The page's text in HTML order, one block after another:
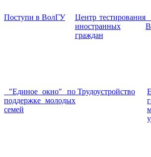
Поступи в ВолГУ
Центр тестирования
иностранных
граждан
"Единое окно" по
поддержке молодых
семей
Трудоустройство